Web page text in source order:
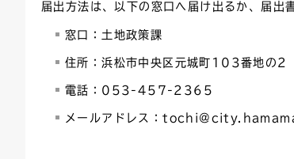
届出方法は、以下の窓口へ届け出るか、届
窓口：土地政策課
住所：浜松市中央区元城町103番地の2
電話：053-457-2365
メールアドレス：